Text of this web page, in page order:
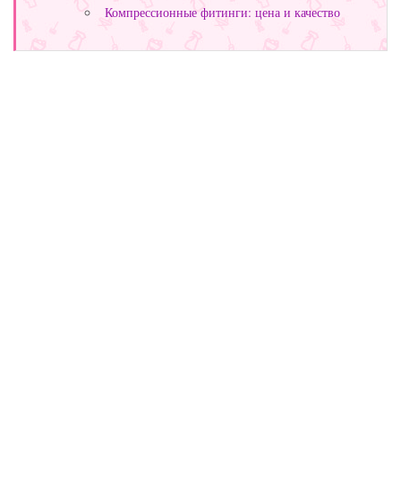
Компрессионные фитинги: цена и качество